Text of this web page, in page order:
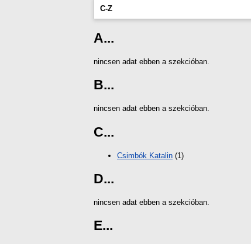
C-Z
A...
nincsen adat ebben a szekcióban.
B...
nincsen adat ebben a szekcióban.
C...
Csimbók Katalin (1)
D...
nincsen adat ebben a szekcióban.
E...